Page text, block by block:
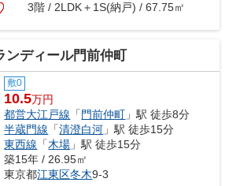
3階 / 2LDK＋1S(納戸) / 67.75㎡
ンディール門前仲町
敷0
10.5万円
都営大江戸線 「 門前仲町 」駅 徒歩8分
半蔵門線 「清澄白河 」駅 徒歩15分
東西線 「木場 」駅 徒歩15分
築15年 / 26.95㎡
東京都江東区冬木9-3